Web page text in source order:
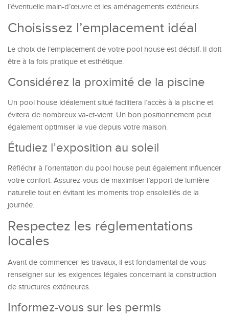
l’éventuelle main-d’œuvre et les aménagements extérieurs.
Choisissez l’emplacement idéal
Le choix de l’emplacement de votre pool house est décisif. Il doit
être à la fois pratique et esthétique.
Considérez la proximité de la piscine
Un pool house idéalement situé facilitera l’accès à la piscine et
évitera de nombreux va-et-vient. Un bon positionnement peut
également optimiser la vue depuis votre maison.
Étudiez l’exposition au soleil
Réfléchir à l’orientation du pool house peut également influencer
votre confort. Assurez-vous de maximiser l’apport de lumière
naturelle tout en évitant les moments trop ensoleillés de la
journée.
Respectez les réglementations
locales
Avant de commencer les travaux, il est fondamental de vous
renseigner sur les exigences légales concernant la construction
de structures extérieures.
Informez-vous sur les permis